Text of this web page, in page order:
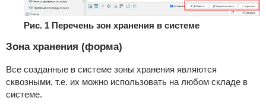
Рис. 1 Перечень зон хранения в системе
Зона хранения (форма)
Все созданные в системе зоны хранения являются
сквозными, т.е. их можно использовать на любом складе в
системе.